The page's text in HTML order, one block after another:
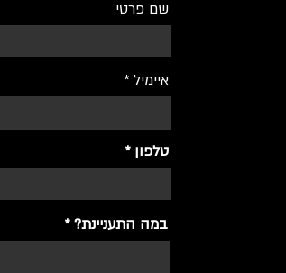
שם פרטי
איימיל
טלפון
במה התעניינת?